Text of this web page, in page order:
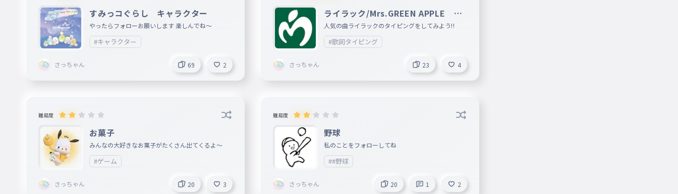
すみっコぐらし キャラクター
やったらフォローお願いします 楽しんでね〜
#キャラクター
さっちゃん 69 2
ライラック/Mrs.GREEN APPLE 一
番
人気の曲ライラックのタイピングをしてみよう‼️
#歌詞タイピング
さっちゃん 23 4
難易度
お菓子
みんなの大好きなお菓子がたくさん出てくるよ〜
#ゲーム
さっちゃん 20 3
難易度
野球
私のことをフォローしてね
##野球
さっちゃん 20 1 2